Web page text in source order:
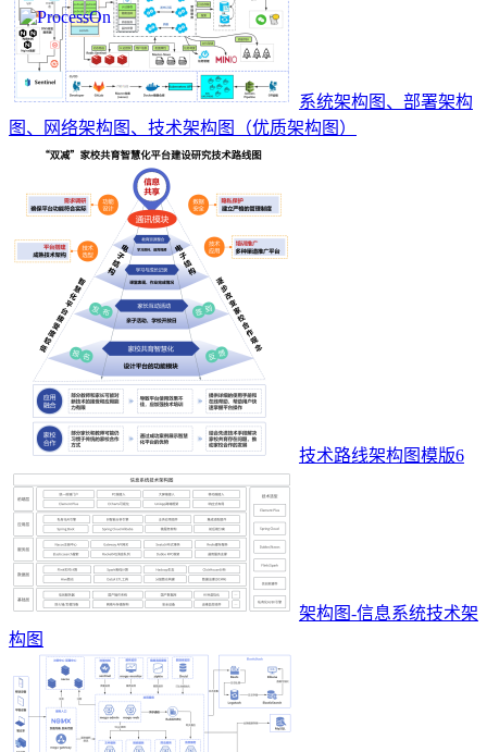
系统架构图、部署架构
图、网络架构图、技术架构图（优质架构图）
技术路线架构图模版6
架构图-信息系统技术架
构图